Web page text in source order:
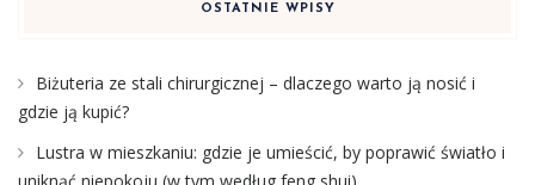
OSTATNIE WPISY
Biżuteria ze stali chirurgicznej – dlaczego warto ją nosić i
gdzie ją kupić?
Lustra w mieszkaniu: gdzie je umieścić, by poprawić światło i
uniknąć niepokoju (w tym według feng shui)